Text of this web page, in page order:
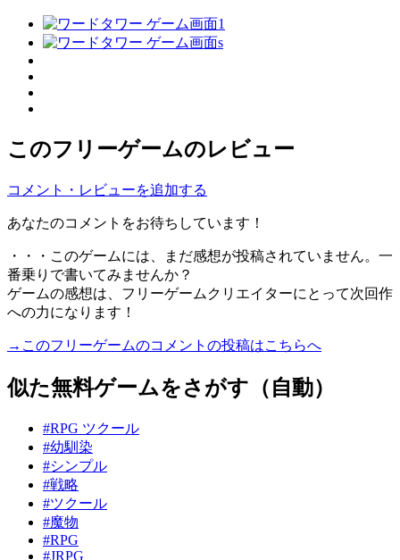
このフリーゲームのレビュー
コメント・レビューを追加する
あなたのコメントをお待ちしています！
・・・このゲームには、まだ感想が投稿されていません。一
番乗りで書いてみませんか？
ゲームの感想は、フリーゲームクリエイターにとって次回作
への力になります！
→このフリーゲームのコメントの投稿はこちらへ
似た無料ゲームをさがす（自動）
#RPG ツクール
#幼馴染
#シンプル
#戦略
#ツクール
#魔物
#RPG
#JRPG